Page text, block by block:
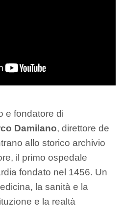
e fondatore di
Damilano, direttore de
allo storico archivio
il primo ospedale
fondato nel 1456. Un
la sanità e la
e la realtà